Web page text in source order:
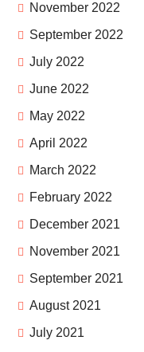
November 2022
September 2022
July 2022
June 2022
May 2022
April 2022
March 2022
February 2022
December 2021
November 2021
September 2021
August 2021
July 2021